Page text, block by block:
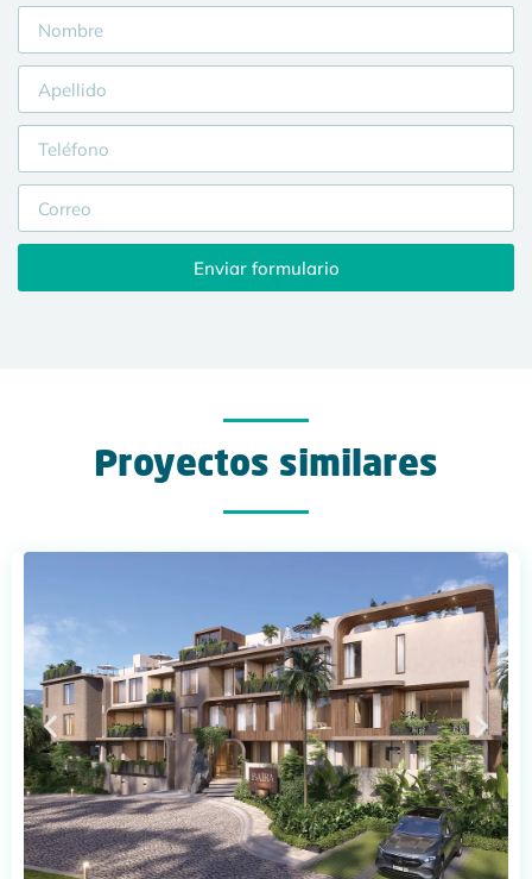
Enviar formulario
Proyectos similares